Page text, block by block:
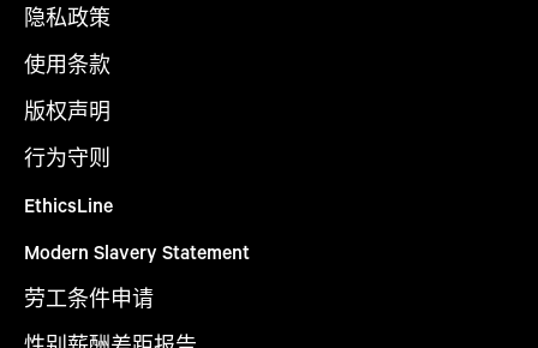
隐私政策
使用条款
版权声明
行为守则
EthicsLine
Modern Slavery Statement
劳工条件申请